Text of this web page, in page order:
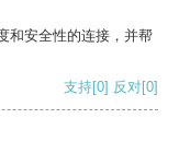
和安全性的连接，并帮
支持[0] 反对[0]